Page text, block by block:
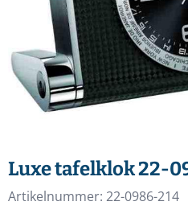
Luxe tafelklok 22-
Artikelnummer: 22-0986-214